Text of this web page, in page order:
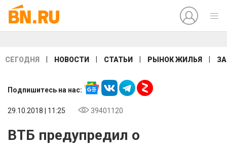
СЕГОДНЯ НОВОСТИ СТАТЬИ РЫНОК ЖИЛЬЯ
Подпишитесь на нас:
29.10.2018 | 11:25 39401120
ВТБ предупредил о